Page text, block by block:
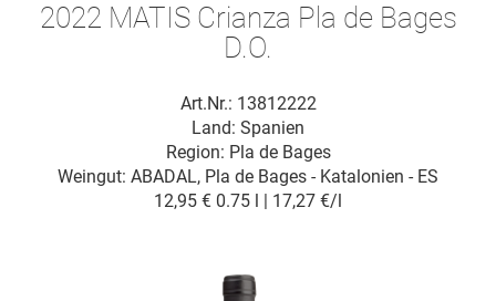
2022 MATIS Crianza Pla de Bages
D.O.
Art.Nr.: 13812222
Region: Pla de Bages
Land: Spanien
Weingut: ABADAL, Pla de Bages - Katalonien - ES
12,95 € 0.75 l | 17,27 €/l